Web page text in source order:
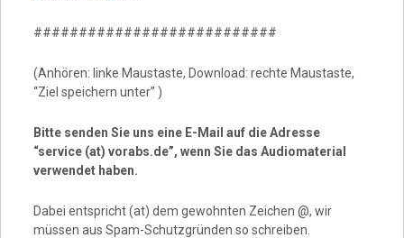
###########################
(Anhören: linke Maustaste, Download: rechte Maustaste,
“Ziel speichern unter” )
Bitte senden Sie uns eine E-Mail auf die Adresse
“service (at) vorabs.de”, wenn Sie das Audiomaterial
verwendet haben.
Dabei entspricht (at) dem gewohnten Zeichen @, wir
müssen aus Spam-Schutzgründen so schreiben.